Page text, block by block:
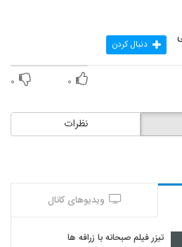
دنبال کردن
۰ ۰
نظرات
ویدیوهای کانال
تیزر فیلم صبحانه با زرافه ها